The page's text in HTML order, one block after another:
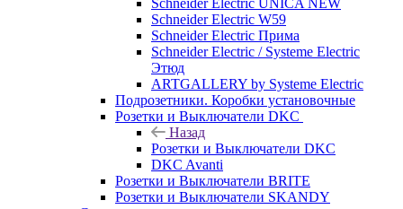
Schneider Electric W59
Schneider Electric Прима
Schneider Electric / Systeme Electric
Этюд
ARTGALLERY by Systeme Electric
Подрозетники. Коробки установочные
Розетки и Выключатели DKC
Назад
Розетки и Выключатели DKC
DKC Avanti
Розетки и Выключатели BRITE
Розетки и Выключатели SKANDY